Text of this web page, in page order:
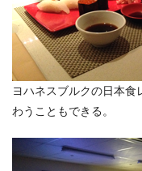
ヨハネスブルクの日本
わうこともできる。